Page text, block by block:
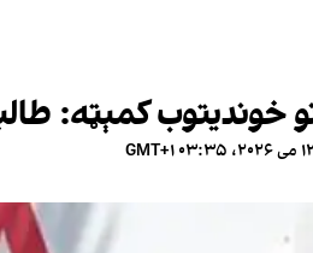
خوندیتوب کمېټه: